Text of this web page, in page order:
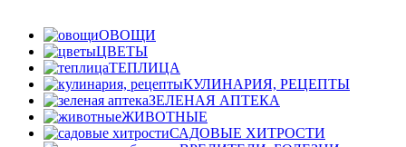
ОВОЩИ
ЦВЕТЫ
ТЕПЛИЦА
КУЛИНАРИЯ, РЕЦЕПТЫ
ЗЕЛЕНАЯ АПТЕКА
ЖИВОТНЫЕ
САДОВЫЕ ХИТРОСТИ